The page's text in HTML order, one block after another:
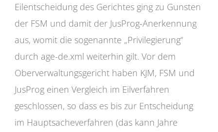
Eilentscheidung des Gerichtes ging zu Gunsten
der FSM und damit der JusProg-Anerkennung
aus, womit die sogenannte „Privilegierung“
durch age-de.xml weiterhin gilt. Vor dem
Oberverwaltungsgericht haben KJM, FSM und
JusProg einen Vergleich im Eilverfahren
geschlossen, so dass es bis zur Entscheidung
im Hauptsacheverfahren (das kann Jahre